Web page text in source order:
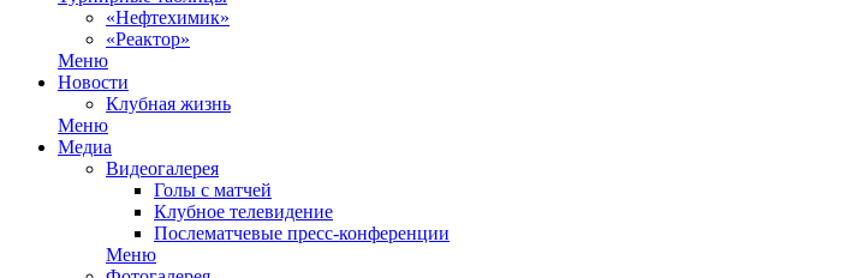
«Нефтехимик»
«Реактор»
Меню
Новости
Клубная жизнь
Меню
Медиа
Видеогалерея
Голы с матчей
Клубное телевидение
Послематчевые пресс-конференции
Меню